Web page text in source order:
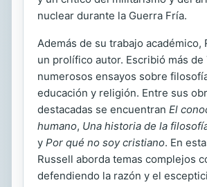
nuclear durante la Guerra Fría.
Además de su trabajo académico,
un prolífico autor. Escribió más
numerosos ensayos sobre
educación y religión. Entre sus
destacadas se encuentran El
humano, Una historia de la
y Por qué no soy cristiano. En
Russell aborda temas complejos
defendiendo la razón y el